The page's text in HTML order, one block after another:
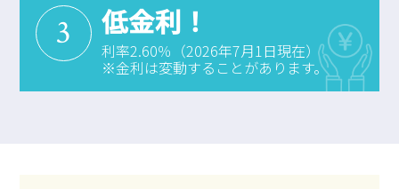
3 低金利！
利率2.60％（2026年7月1日現在）
※金利は変動することがあります。